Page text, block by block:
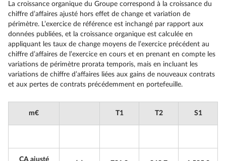
La croissance organique du Groupe correspond à la croissance du
chiffre d’affaires ajusté hors effet de change et variation de
périmètre. L’exercice de référence est inchangé par rapport aux
données publiées, et la croissance organique est calculée en
appliquant les taux de change moyens de l’exercice précédent au
chiffre d’affaires de l’exercice en cours et en prenant en compte les
variations de périmètre prorata temporis, mais en incluant les
variations de chiffre d’affaires liées aux gains de nouveaux contrats
et aux pertes de contrats précédemment en portefeuille.
m€ T1 T2 S1
CA ajusté